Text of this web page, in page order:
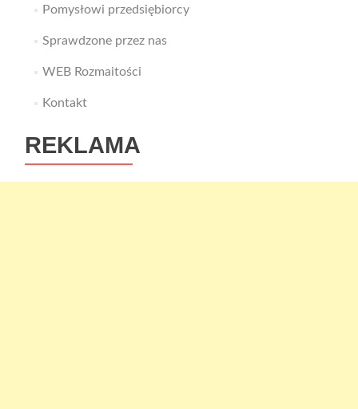
Pomysłowi przedsiębiorcy
Sprawdzone przez nas
WEB Rozmaitości
Kontakt
REKLAMA